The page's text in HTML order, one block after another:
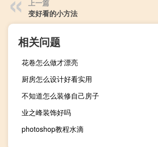
上一篇
变好看的小方法
相关问题
花卷怎么做才漂亮
厨房怎么设计好看实用
不知道怎么装修自己房子
业之峰装饰好吗
photoshop教程水滴